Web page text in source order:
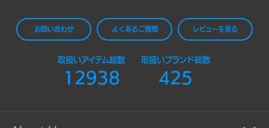
お問い合わせ よくあるご質問 レビューを見る
取扱いアイテム総数
12938
取扱いブランド総数
425